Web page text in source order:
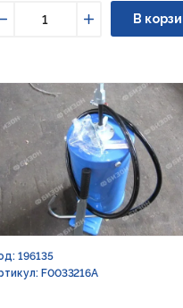
Увеличить
В
в избранное
196135
F0033216A